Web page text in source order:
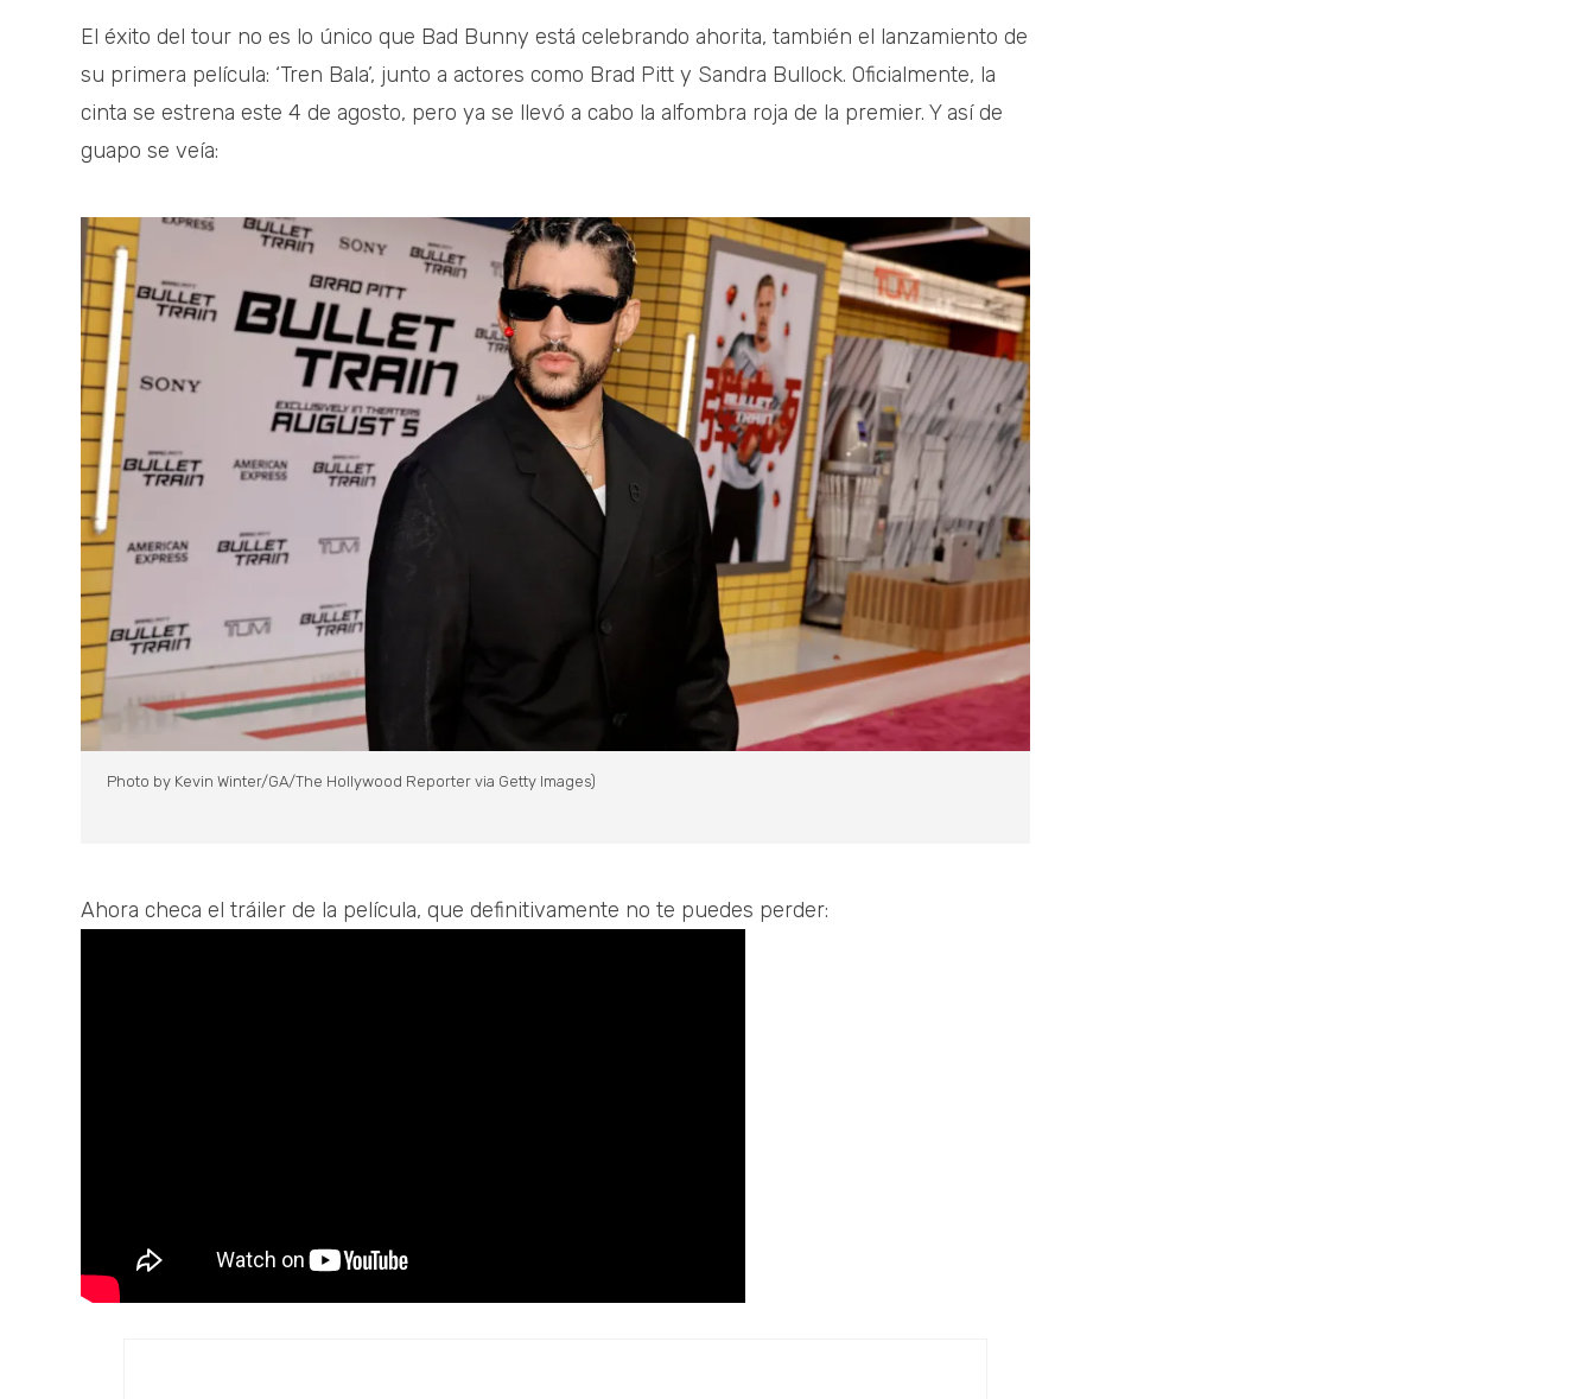
El éxito del tour no es lo único que Bad Bunny está celebrando ahorita, también el lanzamiento de
su primera película: ‘Tren Bala’, junto a actores como Brad Pitt y Sandra Bullock. Oficialmente, la
cinta se estrena este 4 de agosto, pero ya se llevó a cabo la alfombra roja de la premier. Y así de
guapo se veía:
Photo by Kevin Winter/GA/The Hollywood Reporter via Getty Images)
Ahora checa el tráiler de la película, que definitivamente no te puedes perder: